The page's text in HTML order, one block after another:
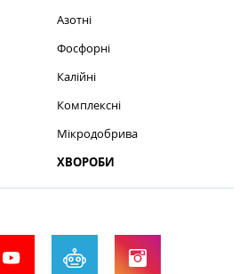
Азотні
Фосфорні
Калійні
Комплексні
Мікродобрива
ХВОРОБИ